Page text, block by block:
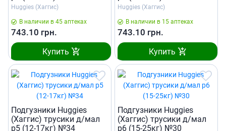
Huggies (Хаггис)
В наличии в 45 аптеках
743.10 грн.
Купить
Huggies (Хаггис)
В наличии в 15 аптеках
743.10 грн.
Купить
Подгузники Huggies
(Хаггис) трусики д/мал
р5 (12-17кг) №34
Подгузники Huggies
(Хаггис) трусики д/мал
р6 (15-25кг) №30